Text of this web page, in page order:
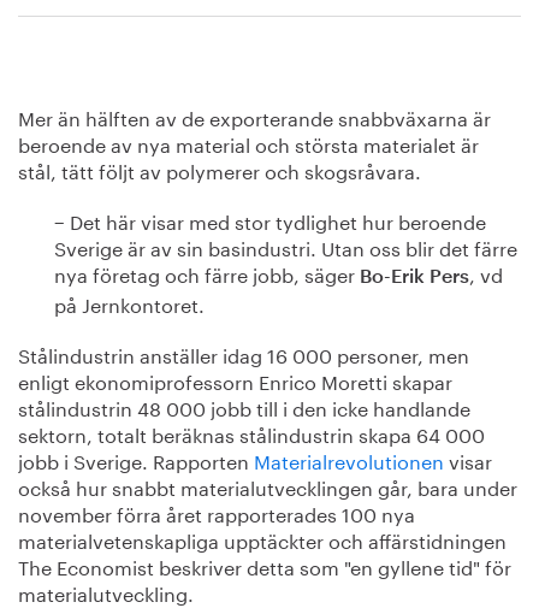
Bildbank
Mer än hälften av de exporterande snabbväxarna är
beroende av nya material och största materialet är
stål, tätt följt av polymerer och skogsråvara.
− Det här visar med stor tydlighet hur beroende
Sverige är av sin basindustri. Utan oss blir det färre
nya företag och färre jobb, säger Bo-Erik Pers, vd
på Jernkontoret.
Stålindustrin anställer idag 16 000 personer, men
enligt ekonomiprofessorn Enrico Moretti skapar
stålindustrin 48 000 jobb till i den icke handlande
sektorn, totalt beräknas stålindustrin skapa 64 000
jobb i Sverige. Rapporten Materialrevolutionen visar
också hur snabbt materialutvecklingen går, bara under
november förra året rapporterades 100 nya
materialvetenskapliga upptäckter och affärstidningen
The Economist beskriver detta som "en gyllene tid" för
materialutveckling.